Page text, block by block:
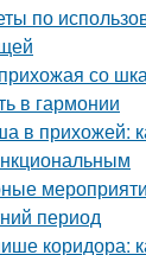
по
со
в гармонии
в прихожей:
период
коридора: